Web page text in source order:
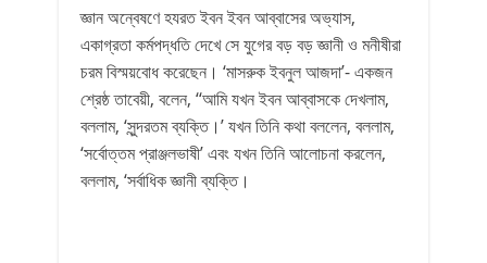
জ্ঞান অন্বেষণে হযরত ইবন ইবন আব্বাসের অভ্যাস,
একাগ্রতা কর্মপদ্ধতি দেখে সে যুগের বড় বড় জ্ঞানী ও মনীষীরা
চরম বিস্ময়বোধ করেছেন। ‘মাসরুক ইবনুল আজদা’- একজন
শ্রেষ্ঠ তাবেয়ী, বলেন, ‘‘আমি যখন ইবন আব্বাসকে দেখলাম,
বললাম, ‘সুন্দরতম ব্যক্তি।’ যখন তিনি কথা বললেন, বললাম,
‘সর্বোত্তম প্রাঞ্জলভাষী’ এবং যখন তিনি আলোচনা করলেন,
বললাম, ‘সর্বাধিক জ্ঞানী ব্যক্তি।